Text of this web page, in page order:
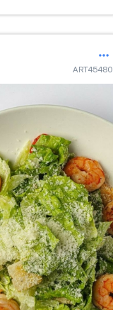
ART45480